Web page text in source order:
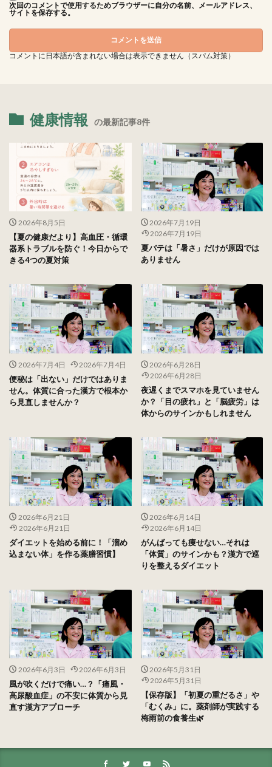
次回のコメントで使用するためブラウザーに自分の名前、メールアドレス、
サイトを保存する。
コメントに日本語が含まれない場合は表示できません（スパム対策）
健康情報 の最新記事8件
2026年8月5日
【夏の健康だより】高血圧・循環
器系トラブルを防ぐ！今日からで
きる4つの夏対策
2026年7月19日
2026年7月19日
夏バテは「暑さ」だけが原因では
ありません
2026年7月4日 2026年7月4日
便秘は「出ない」だけではありま
せん。体質に合った漢方で根本か
ら見直しませんか？
2026年6月28日
2026年6月28日
夜遅くまでスマホを見ていません
か？「目の疲れ」と「脳疲労」は
体からのサインかもしれません
2026年6月21日
2026年6月21日
ダイエットを始める前に！「溜め
込まない体」を作る薬膳習慣】
2026年6月14日
2026年6月14日
がんばっても痩せない…それは
「体質」のサインかも？漢方で巡
りを整えるダイエット
2026年6月3日 2026年6月3日
風が吹くだけで痛い…？「痛風・
高尿酸血症」の不安に体質から見
直す漢方アプローチ
2026年5月31日
2026年5月31日
【保存版】「初夏の重だるさ」や
「むくみ」に。薬剤師が実践する
梅雨前の食養生🌿